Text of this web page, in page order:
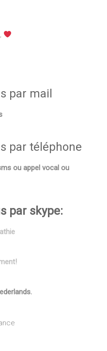
par mail
par téléphone
ou appel vocal ou
par skype: